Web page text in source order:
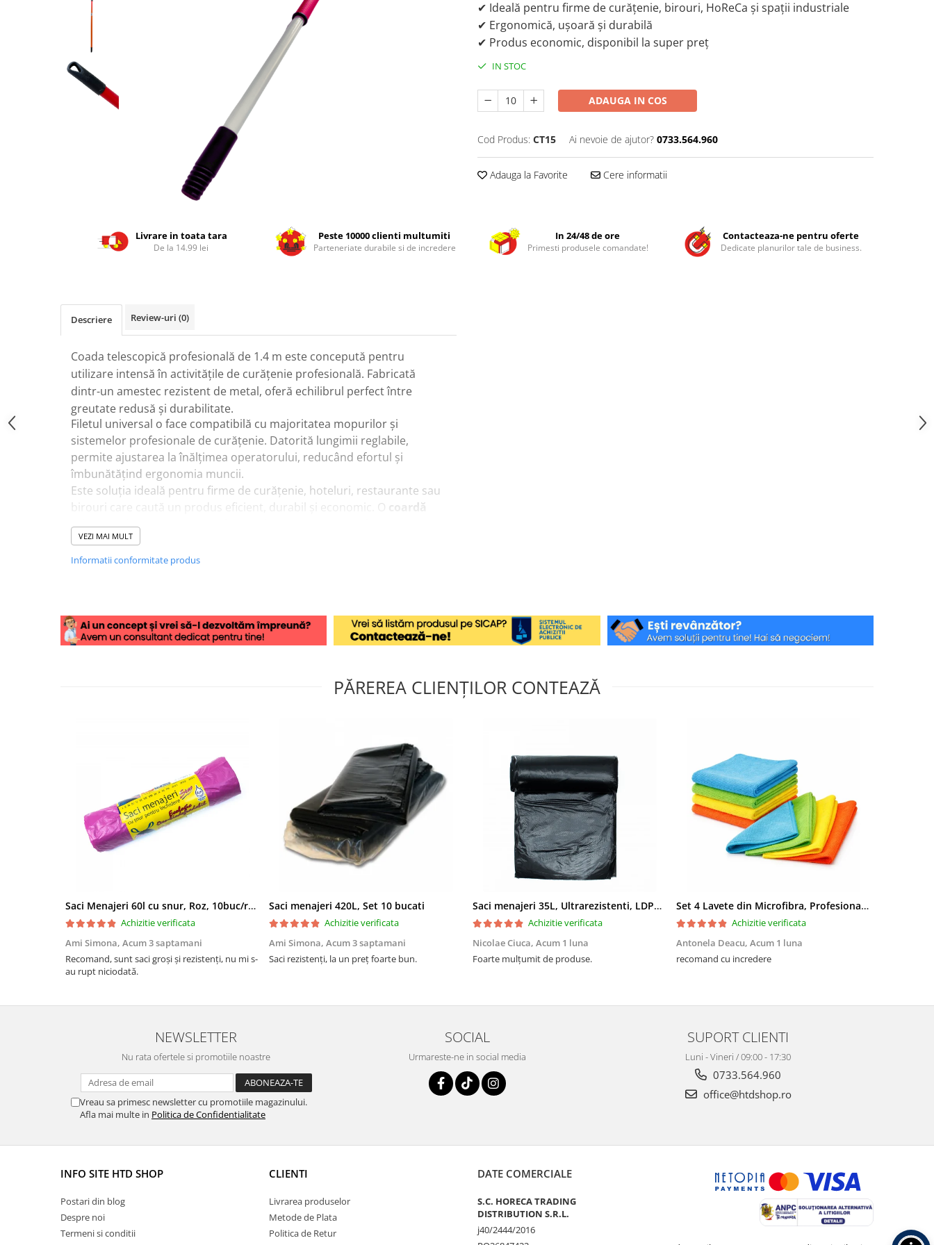
Intretinere masina de spalat
Insecticide si Capcane
Solutii desfundat tevi
✔ Ideală pentru firme de curățenie, birouri, HoReCa și spații industriale
✔ Ergonomică, ușoară și durabilă
✔ Produs economic, disponibil la super preț
IN STOC
ADAUGA IN COS
Cod Produs: CT15 Ai nevoie de ajutor? 0733.564.960
Adauga la Favorite Cere informatii
Livrare in toata tara
De la 14.99 lei
Peste 10000 clienti multumiti
Parteneriate durabile si de incredere
In 24/48 de ore
Primesti produsele comandate!
Contacteaza-ne pentru oferte
Dedicate planurilor tale de business.
Descriere Review-uri (0)
Coada telescopică profesională de 1.4 m este concepută pentru
utilizare intensă în activitățile de curățenie profesională. Fabricată
dintr-un amestec rezistent de metal, oferă echilibrul perfect între
greutate redusă și durabilitate.
Filetul universal o face compatibilă cu majoritatea mopurilor și
sistemelor profesionale de curățenie. Datorită lungimii reglabile,
permite ajustarea la înălțimea operatorului, reducând efortul și
îmbunătățind ergonomia muncii.
Este soluția ideală pentru firme de curățenie, hoteluri, restaurante sau
birouri care caută un produs eficient, durabil și economic. O
coardă
telescopică pentru mop profesional
fiabilitate, la un
VEZI MAI MULT
Informatii conformitate produs
PĂREREA CLIENȚILOR CONTEAZĂ
Saci Menajeri 60l cu snur, Roz, 10buc/rola
Achizitie verificata
Ami Simona, Acum 3 saptamani
Recomand, sunt saci groși și rezistenți, nu mi s-
au rupt niciodată.
Saci menajeri 420L, Set 10 bucati
Achizitie verificata
Ami Simona, Acum 3 saptamani
Saci rezistenți, la un preț foarte bun.
Saci menajeri 35L, Ultrarezistenti, LDPE, 15 buc/rola
Achizitie verificata
Nicolae Ciuca, Acum 1 luna
Foarte mulțumit de produse.
Set 4 Lavete din Microfibra, Profesionale, 4 culori, 30x30cm
Achizitie verificata
Antonela Deacu, Acum 1 luna
recomand cu incredere
NEWSLETTER
Nu rata ofertele si promotiile noastre
Vreau sa primesc newsletter cu promotiile magazinului.
Afla mai multe in Politica de Confidentialitate
SOCIAL
Urmareste-ne in social media
SUPORT CLIENTI
Luni - Vineri / 09:00 - 17:30
0733.564.960
office@htdshop.ro
INFO SITE HTD SHOP
Postari din blog
Despre noi
Termeni si conditii
CLIENTI
Livrarea produselor
Metode de Plata
Politica de Retur
DATE COMERCIALE
S.C. HORECA TRADING
DISTRIBUTION S.R.L.
j40/2444/2016